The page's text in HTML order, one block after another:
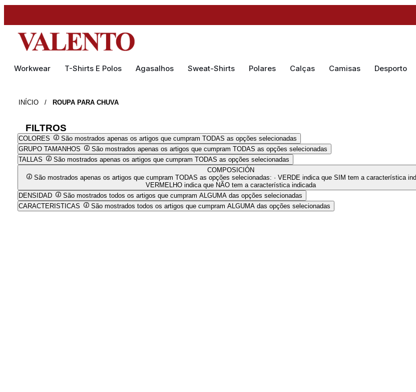
Workwear T-Shirts E Polos Agasalhos Sweat-Shirts Polares Calças Camisas Desporto
INÍCIO / ROUPA PARA CHUVA
FILTROS
COLORES
São mostrados apenas os artigos que cumpram TODAS as opções selecionadas
GRUPO TAMANHOS
São mostrados apenas os artigos que cumpram TODAS as opções selecionadas
TALLAS
São mostrados apenas os artigos que cumpram TODAS as opções selecionadas
COMPOSICIÓN
São mostrados apenas os artigos que cumpram TODAS as opções selecionadas: · VERDE indica que SIM tem a característica
VERMELHO indica que NÃO tem a característica indicada
DENSIDAD
São mostrados todos os artigos que cumpram ALGUMA das opções selecionadas
CARACTERISTICAS
São mostrados todos os artigos que cumpram ALGUMA das opções selecionadas